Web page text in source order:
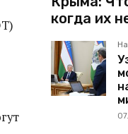
когда их